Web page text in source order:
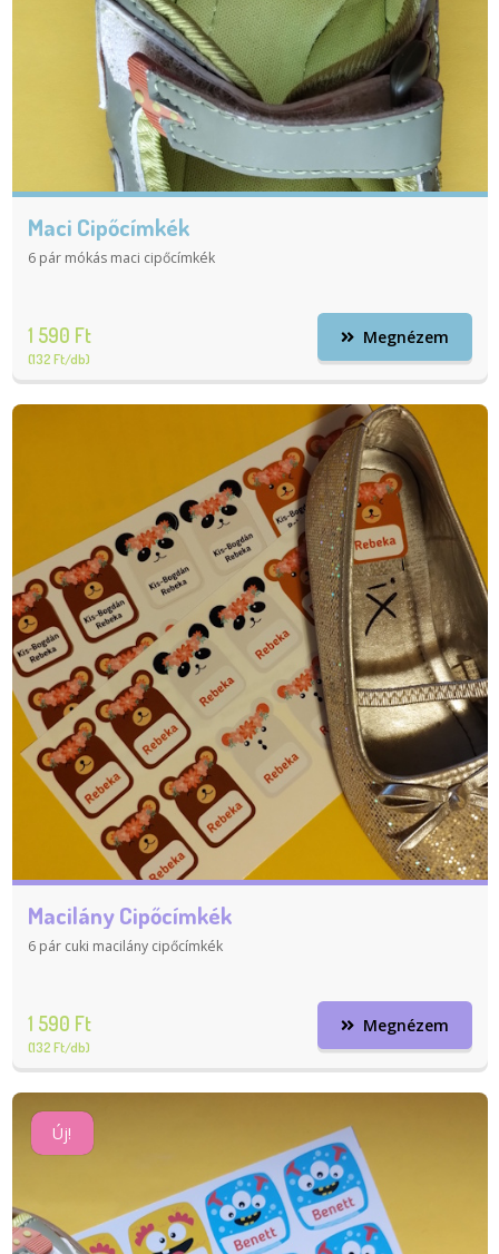
Maci Cipőcímkék
6 pár mókás maci cipőcímkék
1 590 Ft
(132 Ft/db)
Megnézem
Macilány Cipőcímkék
6 pár cuki macilány cipőcímkék
1 590 Ft
(132 Ft/db)
Megnézem
Új!